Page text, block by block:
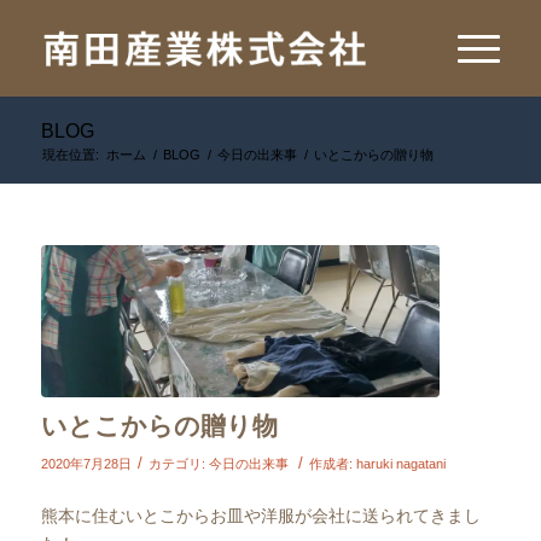
BLOG
現在位置: ホーム / BLOG / 今日の出来事 / いとこからの贈り物
いとこからの贈り物
2020年7月28日 / カテゴリ: 今日の出来事 / 作成者: haruki nagatani
熊本に住むいとこからお皿や洋服が会社に送られてきまし